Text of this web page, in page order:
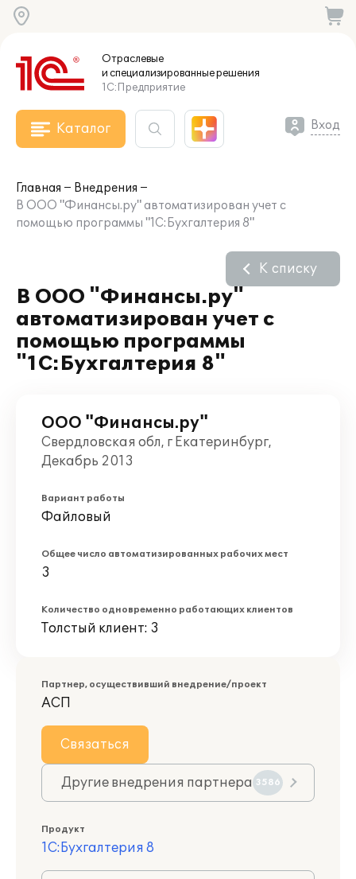
Отраслевые
и специализированныерешения
1С:Предприятие
Каталог Вход
Главная
Внедрения
В ООО "Финансы.ру" автоматизирован учет с
помощью программы "1С:Бухгалтерия 8"
В ООО "Финансы.ру"
автоматизирован учет с
помощью программы
"1С:Бухгалтерия 8"
К списку
ООО "Финансы.ру"
Свердловская обл, г Екатеринбург,
Декабрь 2013
Вариант работы
Файловый
Общее число автоматизированных рабочих мест
3
Количество одновременно работающих клиентов
Толстый клиент: 3
Партнер, осуществивший внедрение/проект
АСП
Связаться
Другие внедрения партнера 3586
Продукт
1С:Бухгалтерия 8